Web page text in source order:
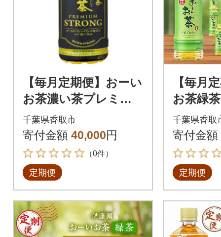
【毎月定期便】おーい
お茶濃い茶プレミア
ムストロング470ml 2
4本(1ケース)伊藤園全
3回
千葉県香取市
寄付金額 40,000円
（0件）
定期便
【毎月
お茶緑
ケース)
千葉県香取
寄付金額
定期便